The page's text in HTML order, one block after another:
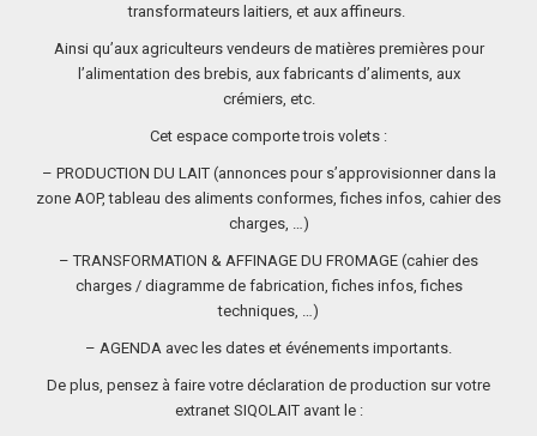
transformateurs laitiers, et aux affineurs.
Ainsi qu’aux agriculteurs vendeurs de matières premières pour
l’alimentation des brebis, aux fabricants d’aliments, aux
crémiers, etc.
Cet espace comporte trois volets :
– PRODUCTION DU LAIT (annonces pour s’approvisionner dans la
zone AOP, tableau des aliments conformes, fiches infos, cahier des
charges, …)
– TRANSFORMATION & AFFINAGE DU FROMAGE (cahier des
charges / diagramme de fabrication, fiches infos, fiches
techniques, …)
– AGENDA avec les dates et événements importants.
De plus, pensez à faire votre déclaration de production sur votre
extranet SIQOLAIT avant le :